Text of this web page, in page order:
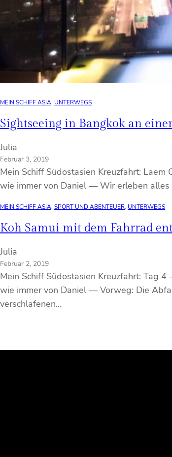
MEIN SCHIFF ASIA, UNTERWEGS
Sightseeing in Bangkok an
Julia
Februar 3, 2019
Mein Schiff Südostasien Kreuzfahrt:
wie immer von Daniel — Wir erleben alles
MEIN SCHIFF ASIA, SPORT UND ABENTEUER, UNTERWEGS
Koh Samui mit dem Fahrrad
Julia
Februar 2, 2019
Mein Schiff Südostasien Kreuzfahrt: Tag
wie immer von Daniel — Vorweg: Die
verschlafenen…